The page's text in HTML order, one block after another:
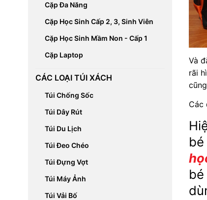
Cặp Đa Năng
Cặp Học Sinh Cấp 2, 3, Sinh Viên
Cặp Học Sinh Mầm Non - Cấp 1
Cặp Laptop
CÁC LOẠI TÚI XÁCH
Túi Chống Sốc
Túi Dây Rút
Túi Du Lịch
Túi Đeo Chéo
Túi Đựng Vợt
Túi Máy Ảnh
Túi Vải Bố
Và
rãi
Các